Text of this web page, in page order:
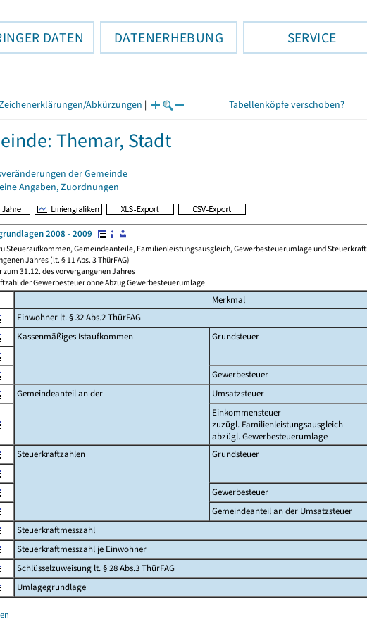
DATEN DATENERHEBUNG SERVICE
Abkürzungen | Tabellenköpfe verschoben?
Themar, Stadt
der Gemeinde
Angaben, Zuordnungen
2008 - 2009
Steueraufkommen, Gemeindeanteile, Familienleistungsausgleich, Gewerbesteuerumlage und
Jahres (lt. § 11 Abs. 3 ThürFAG)
zum 31.12. des vorvergangenen Jahres
der Gewerbesteuer ohne Abzug Gewerbesteuerumlage
Merkmal
Einwohner lt. § 32 Abs.2 ThürFAG
Kassenmäßiges Istaufkommen
Grundsteuer
Gewerbesteuer
Gemeindeanteil an der
Umsatzsteuer
Einkommensteuer
zuzügl. Familienleistungsausgleich
abzügl. Gewerbesteuerumlage
Steuerkraftzahlen Grundsteuer
Gewerbesteuer
Gemeindeanteil an der Umsatzsteuer
Steuerkraftmesszahl
Steuerkraftmesszahl je Einwohner
Schlüsselzuweisung lt. § 28 Abs.3 ThürFAG
Umlagegrundlage